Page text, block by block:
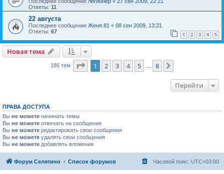
Последнее сообщение легионер « 27 сен 2009, 22:21
Ответы: 11
22 августа
Последнее сообщение Женя.81 « 08 сен 2009, 13:21
Ответы: 67 1 2 3 4 5
Новая тема
186 тем Страница из
1 2 3 4 5 8
Перейти
ПРАВА ДОСТУПА
Вы не можете начинать темы
Вы не можете отвечать на сообщения
Вы не можете редактировать свои сообщения
Вы не можете удалять свои сообщения
Вы не можете добавлять вложения
Форум Селятино Список форумов Часовой пояс: UTC+03:00